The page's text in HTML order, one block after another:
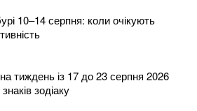
10–14 серпня: коли очікують
тиждень із 17 до 23 серпня 2026
зодіаку